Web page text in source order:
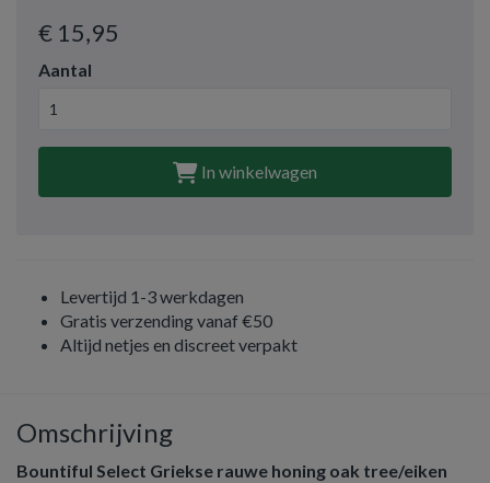
€ 15,95
Aantal
In winkelwagen
Levertijd 1-3 werkdagen
Gratis verzending vanaf €50
Altijd netjes en discreet verpakt
Omschrijving
Bountiful Select Griekse rauwe honing oak tree/eiken